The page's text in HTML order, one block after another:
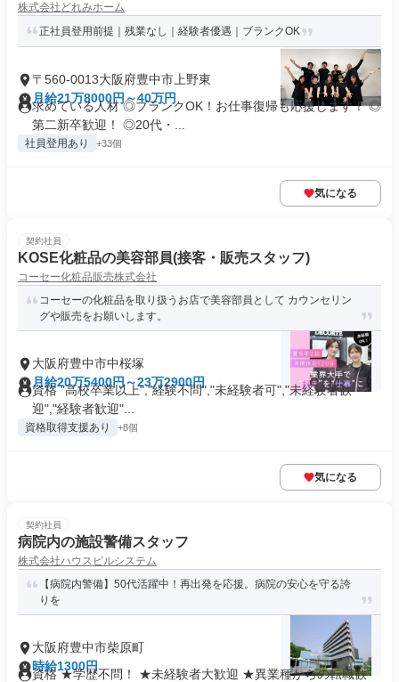
株式会社どれみホーム
正社員登用前提｜残業なし｜経験者優遇｜ブランクOK
〒560-0013大阪府豊中市上野東
月給21万8000円～40万円
求めている人材 ◎ブランクOK！お仕事復帰も応援します！ ◎
第二新卒歓迎！ ◎20代・...
社員登用あり +33個
気になる
契約社員
KOSE化粧品の美容部員(接客・販売スタッフ)
コーセー化粧品販売株式会社
コーセーの化粧品を取り扱うお店で美容部員として カウンセリン
グや販売をお願いします。
大阪府豊中市中桜塚
月給20万5400円～23万2900円
資格 "高校卒業以上","経験不問","未経験者可","未経験者歓
迎","経験者歓迎"...
資格取得支援あり +8個
気になる
契約社員
病院内の施設警備スタッフ
株式会社ハウスビルシステム
【病院内警備】50代活躍中！再出発を応援。病院の安心を守る誇
りを
大阪府豊中市柴原町
時給1300円
資格 ★学歴不問！ ★未経験者大歓迎 ★異業種からの転職歓